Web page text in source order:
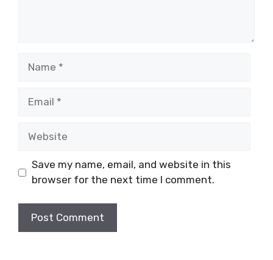
Save my name, email, and website in this
browser for the next time I comment.